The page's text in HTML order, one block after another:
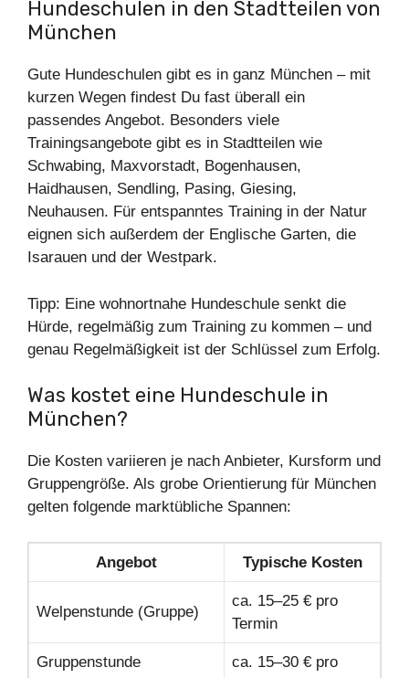
Hundeschulen in den Stadtteilen von
München
Gute Hundeschulen gibt es in ganz München – mit
kurzen Wegen findest Du fast überall ein
passendes Angebot. Besonders viele
Trainingsangebote gibt es in Stadtteilen wie
Schwabing, Maxvorstadt, Bogenhausen,
Haidhausen, Sendling, Pasing, Giesing,
Neuhausen. Für entspanntes Training in der Natur
eignen sich außerdem der Englische Garten, die
Isarauen und der Westpark.
Tipp: Eine wohnortnahe Hundeschule senkt die
Hürde, regelmäßig zum Training zu kommen – und
genau Regelmäßigkeit ist der Schlüssel zum Erfolg.
Was kostet eine Hundeschule in
München?
Die Kosten variieren je nach Anbieter, Kursform und
Gruppengröße. Als grobe Orientierung für München
gelten folgende marktübliche Spannen:
Angebot Typische Kosten
Welpenstunde (Gruppe)
ca. 15–25 € pro
Termin
Gruppenstunde
ca. 15–30 € pro